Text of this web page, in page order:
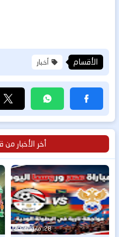
الأقسام أخبار
أخر الأخبار من
28, مايو, 2026